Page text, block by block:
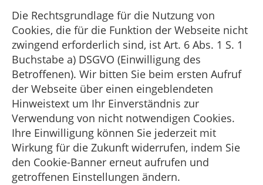
Die Rechtsgrundlage für die Nutzung von
Cookies, die für die Funktion der Webseite nicht
zwingend erforderlich sind, ist Art. 6 Abs. 1 S. 1
Buchstabe a) DSGVO (Einwilligung des
Betroffenen). Wir bitten Sie beim ersten Aufruf
der Webseite über einen eingeblendeten
Hinweistext um Ihr Einverständnis zur
Verwendung von nicht notwendigen Cookies.
Ihre Einwilligung können Sie jederzeit mit
Wirkung für die Zukunft widerrufen, indem Sie
den Cookie-Banner erneut aufrufen und
getroffenen Einstellungen ändern.